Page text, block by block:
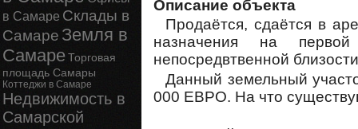
в Самаре Склады в
Самаре Земля в
СамареТорговая
площадь Самары
Коттеджи в Самаре
Недвижимость в
Самарской
Описание объекта
Продаётся, сдаётся в
назначения на
непосредвтвенной
Данный земельный
000 ЕВРО. На что